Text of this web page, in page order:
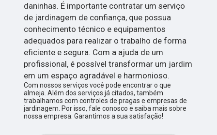
daninhas. É importante contratar um serviço
de jardinagem de confiança, que possua
conhecimento técnico e equipamentos
adequados para realizar o trabalho de forma
eficiente e segura. Com a ajuda de um
profissional, é possível transformar um jardim
em um espaço agradável e harmonioso.
Com nossos serviços você pode encontrar o que
almeja. Além dos serviços já citados, também
trabalhamos com controles de pragas e empresas de
jardinagem. Por isso, fale conosco e saiba mais sobre
nossa empresa. Garantimos a sua satisfação!